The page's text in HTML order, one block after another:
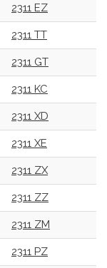
2311 EZ
2311 TT
2311 GT
2311 KC
2311 XD
2311 XE
2311 ZX
2311 ZZ
2311 ZM
2311 PZ